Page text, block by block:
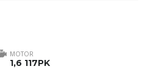
MOTOR
1,6 117PK